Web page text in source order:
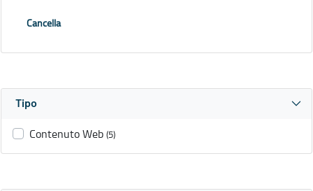
Cancella
Tipo
Contenuto Web (5)